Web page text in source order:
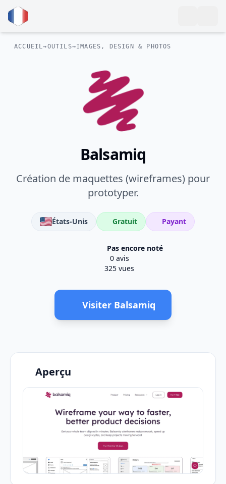
ACCUEIL→OUTILS→IMAGES, DESIGN & PHOTOS
Balsamiq
Création de maquettes (wireframes) pour
prototyper.
États-Unis Gratuit Payant
Pas encore noté
0 avis
325 vues
Visiter Balsamiq
Aperçu